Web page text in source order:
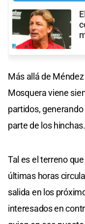
Más allá de
Mosquera viene
partidos,
parte de los hinchas.
Tal es el terreno
últimas horas
salida en los
interesados en